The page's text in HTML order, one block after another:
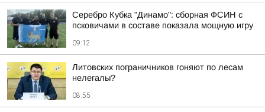
Серебро Кубка "Динамо": сборная ФСИН с
псковичами в составе показала мощную игру
09:12
Литовских пограничников гоняют по лесам
нелегалы?
08:55